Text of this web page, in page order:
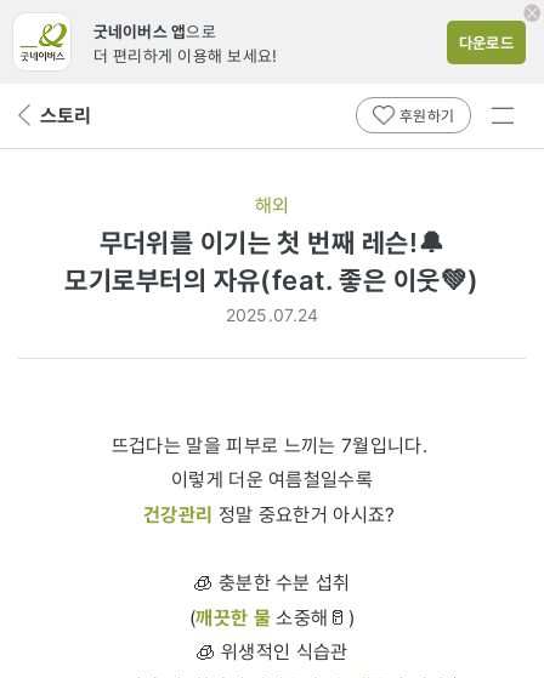
굿네이버스 앱으로
더 편리하게 이용해 보세요!
다운로드
뒤 스토리 후원하기
전체
해외
모기로부터의
(feat.
무더위를 이기는 첫 번째 레슨!🔔
모기로부터의 자유(feat. 좋은 이웃💚)
2025.07.24
뜨겁다는 말을 피부로 느끼는 7월입니다.
이렇게 더운 여름철일수록
건강관리 정말 중요한거 아시죠?
🧊 충분한 수분 섭취
(깨끗한 물소중해🥛)
🧊 위생적인 식습관